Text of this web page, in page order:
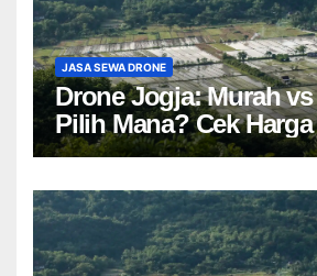
JASA SEWA DRONE
Drone Jogja: Murah
Pilih Mana? Cek
Drone Yogyakarta!